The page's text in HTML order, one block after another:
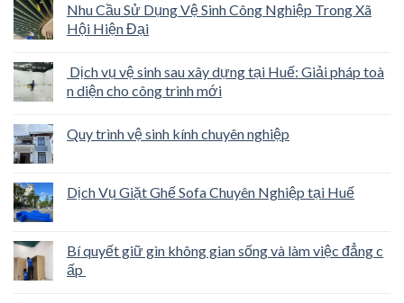
Nhu Cầu Sử Dụng Vệ Sinh Công Nghiệp Trong Xã
Hội Hiện Đại
Dịch vụ vệ sinh sau xây dựng tại Huế: Giải pháp toà
n diện cho công trình mới
Quy trình vệ sinh kính chuyên nghiệp
Dịch Vụ Giặt Ghế Sofa Chuyên Nghiệp tại Huế
Bí quyết giữ gìn không gian sống và làm việc đẳng c
ấp